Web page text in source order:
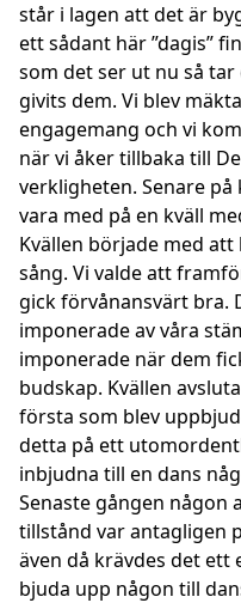
står i lagen att det är
ett sådant här ”dagis”
som det ser ut nu så
givits dem. Vi blev
engagemang och vi
när vi åker tillbaka till
verkligheten. Senare
vara med på en kväll
Kvällen började med
sång. Vi valde att
gick förvånansvärt bra.
imponerade av våra
imponerade när dem
budskap. Kvällen
första som blev
detta på ett
inbjudna till en dans
Senaste gången någon
tillstånd var antagligen
även då krävdes det ett
bjuda upp någon till